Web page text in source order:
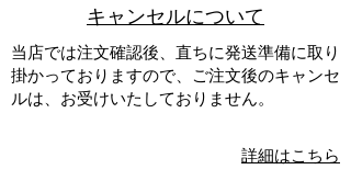
​キャンセルについて
当店では注文確認後、直ちに発送準備に取り
掛かっておりますので、ご注文後のキャンセ
ルは、お受けいたしておりません。
詳細はこちら